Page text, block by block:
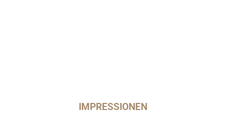
IMPRESSIONEN